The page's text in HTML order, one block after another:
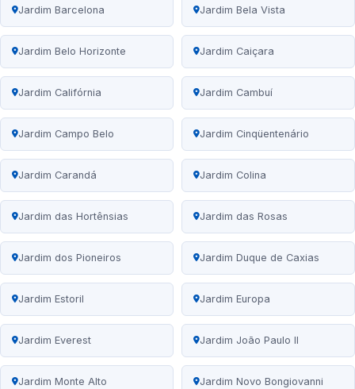
Jardim Barcelona Jardim Bela Vista
Jardim Belo Horizonte Jardim Caiçara
Jardim Califórnia Jardim Cambuí
Jardim Campo Belo Jardim Cinqüentenário
Jardim Carandá Jardim Colina
Jardim das Hortênsias Jardim das Rosas
Jardim dos Pioneiros Jardim Duque de Caxias
Jardim Estoril Jardim Europa
Jardim Everest Jardim João Paulo II
Jardim Monte Alto Jardim Novo Bongiovanni